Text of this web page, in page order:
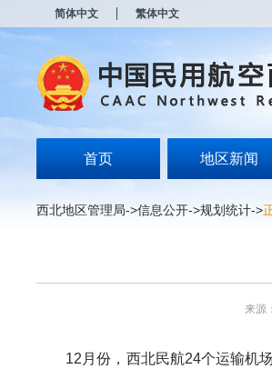
简体中文 繁体中文
首页 地区新闻
西北地区管理局->信息公开->规划统计->
来源
12 月份，西北民航24个运输机